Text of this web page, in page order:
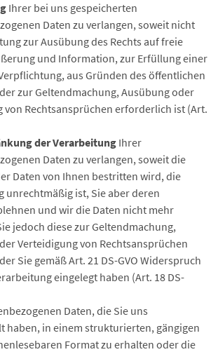
Ihrer bei uns gespeicherten
Daten zu verlangen, soweit nicht
zur Ausübung des Rechts auf freie
und Information, zur Erfüllung einer
aus Gründen des öffentlichen
zur Geltendmachung, Ausübung oder
von Rechtsansprüchen erforderlich ist (Art.
der VerarbeitungIhrer
Daten zu verlangen, soweit die
Daten von Ihnen bestritten wird, die
unrechtmäßig ist, Sie aber deren
und wir die Daten nicht mehr
jedoch diese zur Geltendmachung,
Verteidigung von Rechtsansprüchen
Sie gemäß Art. 21 DS-GVO Widerspruch
eingelegt haben (Art. 18 DS-
Daten, die Sie uns
haben, in einem strukturierten, gängigen
Format zu erhalten oder die